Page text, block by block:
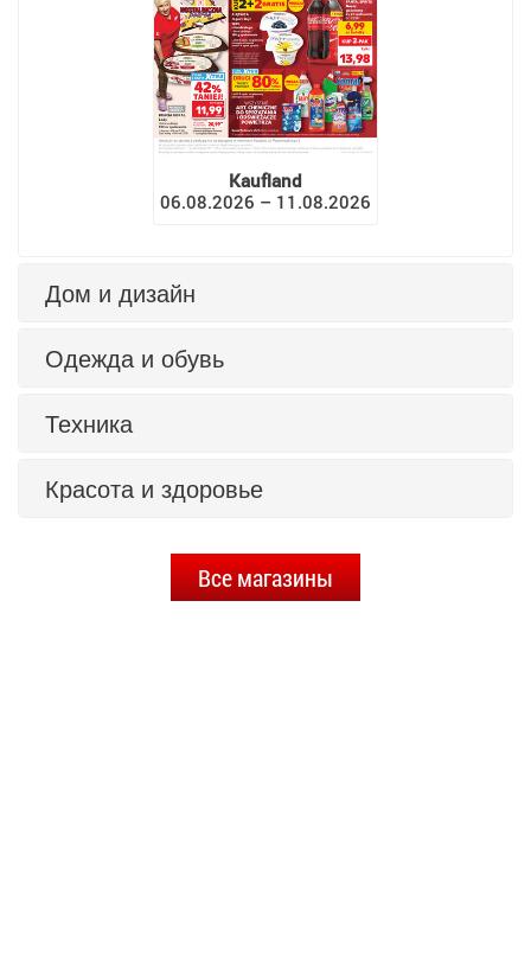
Kaufland
06.08.2026 – 11.08.2026
Дом и дизайн
Одежда и обувь
Техника
Красота и здоровье
Все магазины